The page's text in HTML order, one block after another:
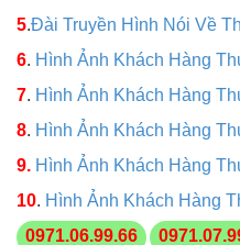
5.Đài Truyền Hình Nói Về
6. Hình Ảnh Khách Hàng
7. Hình Ảnh Khách Hàng
8. Hình Ảnh Khách Hàng
9. Hình Ảnh Khách Hàng
10. Hình Ảnh Khách Hàng
0971.06.99.66